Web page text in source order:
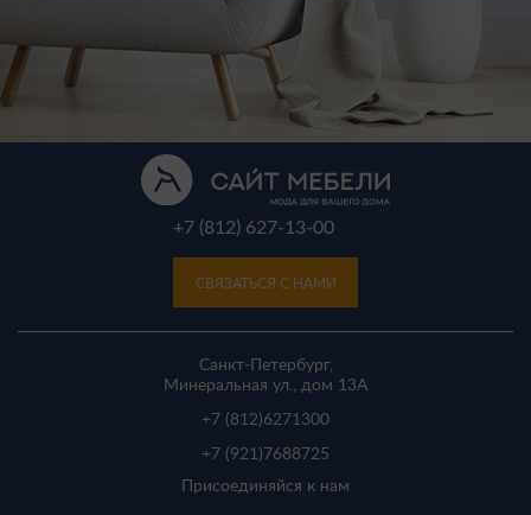
+7 (812) 627-13-00
СВЯЗАТЬСЯ С НАМИ
Санкт-Петербург,
Минеральная ул., дом 13A
+7 (812)6271300
+7 (921) 7688725
Присоединяйся к нам